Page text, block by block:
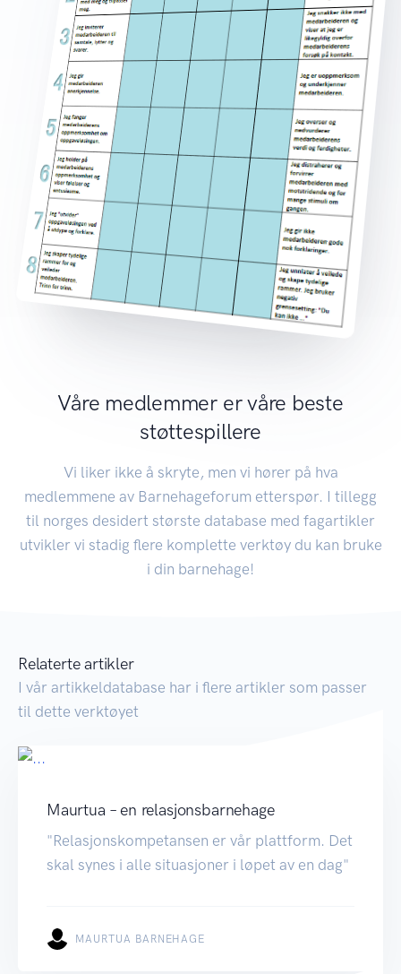
Våre medlemmer er våre beste
støttespillere
Vi liker ikke å skryte, men vi hører på hva
medlemmene av Barnehageforum etterspør. I tillegg
til norges desidert største database med fagartikler
utvikler vi stadig flere komplette verktøy du kan bruke
i din barnehage!
Relaterte artikler
I vår artikkeldatabase har i flere artikler som passer
til dette verktøyet
Maurtua – en relasjonsbarnehage
"Relasjonskompetansen er vår plattform. Det
skal synes i alle situasjoner i løpet av en dag"
MAURTUA BARNEHAGE